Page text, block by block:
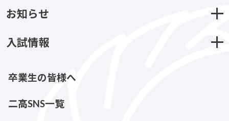
お知らせ
入試情報
卒業生の皆様へ
二高SNS一覧